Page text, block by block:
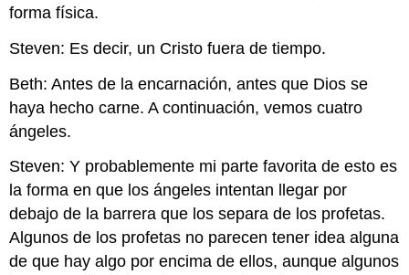
forma física.
Steven: Es decir, un Cristo fuera de tiempo.
Beth: Antes de la encarnación, antes que Dios se
haya hecho carne. A continuación, vemos cuatro
ángeles.
Steven: Y probablemente mi parte favorita de esto es
la forma en que los ángeles intentan llegar por
debajo de la barrera que los separa de los profetas.
Algunos de los profetas no parecen tener idea alguna
de que hay algo por encima de ellos, aunque algunos